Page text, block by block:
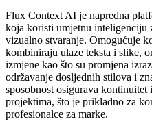
Flux Context AI je napredna
koja koristi umjetnu inteligenciju
vizualno stvaranje. Omogućuje
kombiniraju ulaze teksta i slike,
izmjene kao što su promjena
održavanje dosljednih stilova i
sposobnost osigurava
projektima, što je prikladno za
profesionalce za marke.